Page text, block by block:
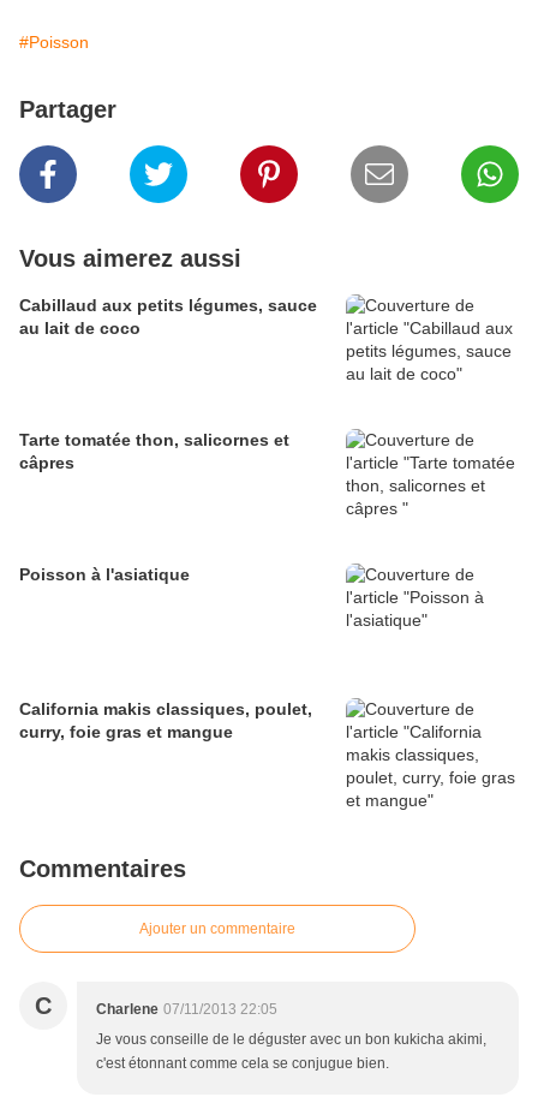
#Poisson
Partager
Vous aimerez aussi
Cabillaud aux petits légumes, sauce
au lait de coco
Tarte tomatée thon, salicornes et
câpres
Poisson à l'asiatique
California makis classiques, poulet,
curry, foie gras et mangue
Commentaires
Ajouter un commentaire
C Charlene 07/11/2013 22:05
Je vous conseille de le déguster avec un bon kukicha akimi,
c'est étonnant comme cela se conjugue bien.